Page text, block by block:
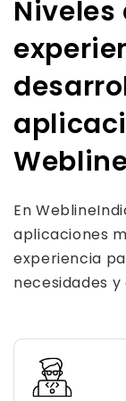
Niveles
En
aplicaciones
experiencia
necesidades